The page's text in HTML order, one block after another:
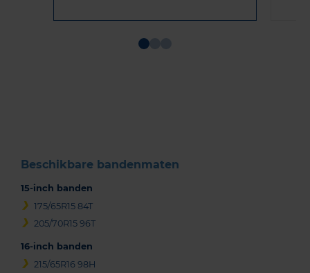
Beschikbare bandenmaten
15-inch banden
175/65R15 84T
205/70R15 96T
16-inch banden
215/65R16 98H